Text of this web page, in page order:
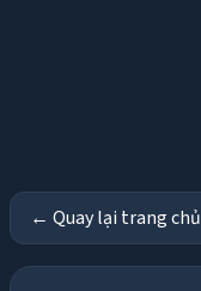
← Quay lại trang chủ